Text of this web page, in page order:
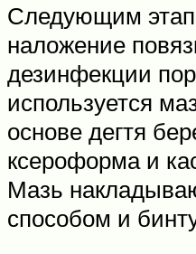
Следующим
наложение
дезинфекции
используется
основе дегтя
ксероформа и
Мазь
способом и